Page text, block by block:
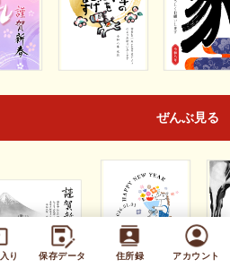
り 保存データ 住所録 アカウント
ぜんぶ見る